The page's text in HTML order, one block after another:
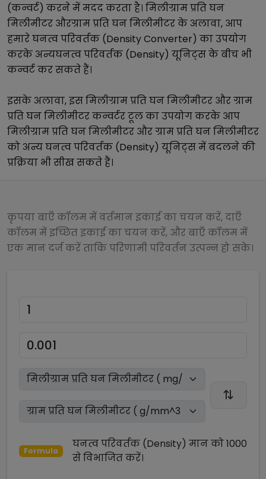
(कन्वर्ट) करने में मदद करता है। मिलीग्राम प्रति घन
मिलीमीटर औरग्राम प्रति घन मिलीमीटरके अलावा, आप
हमारेघनत्व परिवर्तक (Density Converter) का उपयोग
करके अन्यघनत्व परिवर्तक (Density) यूनिट्स के बीच भी
कन्वर्ट कर सकते हैं।
इसके अलावा, इसमिलीग्राम प्रति घन मिलीमीटर औरग्राम
प्रति घन मिलीमीटरकन्वर्टर टूल का उपयोग करके आप
मिलीग्राम प्रति घन मिलीमीटर औरग्राम प्रति घन मिलीमीटर
को अन्यघनत्व परिवर्तक (Density) यूनिट्स में बदलने की
प्रक्रिया भी सीख सकते हैं।
कृपया बाएँ कॉलम में वर्तमान इकाई का चयन करें, दाएँ
कॉलम में इच्छित इकाई का चयन करें, और बाएँ कॉलम में
एक मान दर्ज करें ताकि परिणामी परिवर्तन उत्पन्न हो सके।
Formula
घनत्व परिवर्तक (Density) मान को1000
सेविभाजितकरें।